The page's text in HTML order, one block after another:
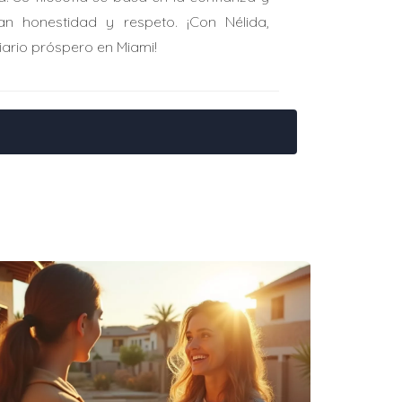
a obtener créditos para tus
sobre posibles créditos o
competitivo.
honestidad y respeto. ¡Con Nélida,
próspero en Miami!